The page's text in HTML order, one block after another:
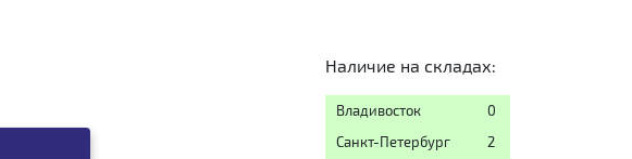
Наличие на складах:
Владивосток
0
Санкт-Петербург
2